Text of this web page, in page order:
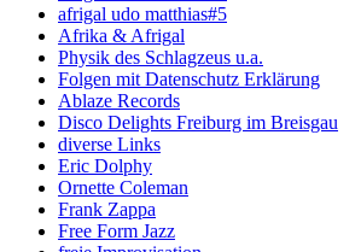
afrigal udo matthias#5
Afrika & Afrigal
Physik des Schlagzeus u.a.
Folgen mit Datenschutz Erklärung
Ablaze Records
Disco Delights Freiburg im Breisgau
diverse Links
Eric Dolphy
Ornette Coleman
Frank Zappa
Free Form Jazz